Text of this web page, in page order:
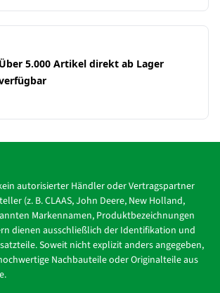
Über 5.000 Artikel direkt ab Lager
autorisierter Händler oder Vertragspartner
(z. B. CLAAS, John Deere, New Holland,
Markennamen, Produktbezeichnungen
dienen ausschließlich der Identifikation und
Soweit nicht explizit anders angegeben,
Nachbauteile oder Originalteile aus